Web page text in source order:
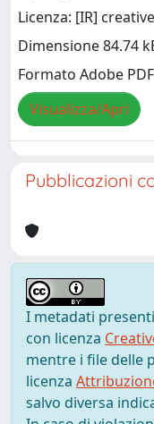
Licenza: [IR]
Dimensione 84.74
Formato Adobe PDF
Visualizza/Apri
Pubblicazioni
I metadati
con licenza
mentre i file delle
licenza
salvo diversa